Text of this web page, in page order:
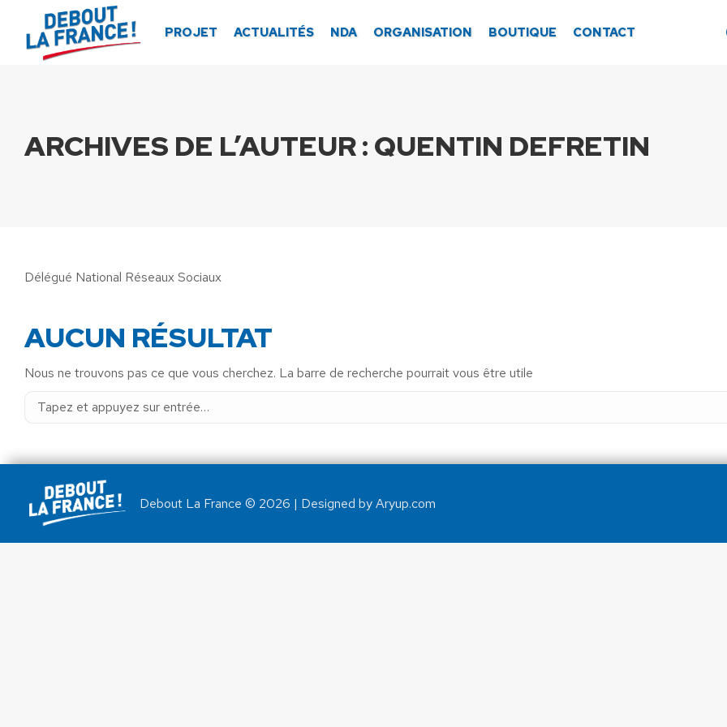
PROJET ACTUALITÉS NDA ORGANISATION BOUTIQUE CONTACT
ARCHIVES DE L’AUTEUR : QUENTIN DEFRETIN
Délégué National Réseaux Sociaux
AUCUN RÉSULTAT
Nous ne trouvons pas ce que vous cherchez. La barre de recherche pourrait vous être utile
Recherche
Debout La France © 2026 | Designed by Aryup.com